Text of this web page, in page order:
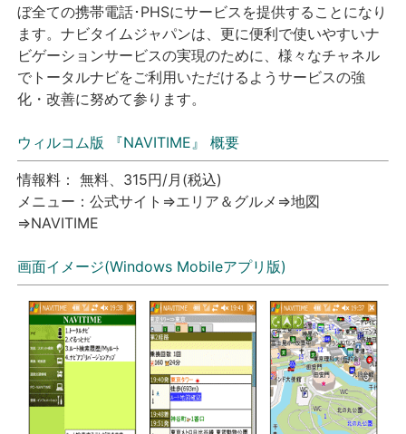
ぼ全ての携帯電話･PHSにサービスを提供することになり
ます。ナビタイムジャパンは、更に便利で使いやすいナ
ビゲーションサービスの実現のために、様々なチャネル
でトータルナビをご利用いただけるようサービスの強
化・改善に努めて参ります。
ウィルコム版 『NAVITIME』 概要
情報料： 無料、315円/月(税込)
メニュー：公式サイト⇒エリア＆グルメ⇒地図
⇒NAVITIME
画面イメージ(Windows Mobileアプリ版)